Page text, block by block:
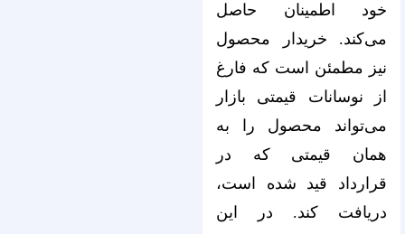
خود اطمینان حاصل
می‌کند. خریدار محصول
نیز مطمئن است که فارغ
از نوسانات قیمتی بازار
می‌تواند محصول را به
همان قیمتی که در
قرارداد قید شده است،
دریافت کند. در این